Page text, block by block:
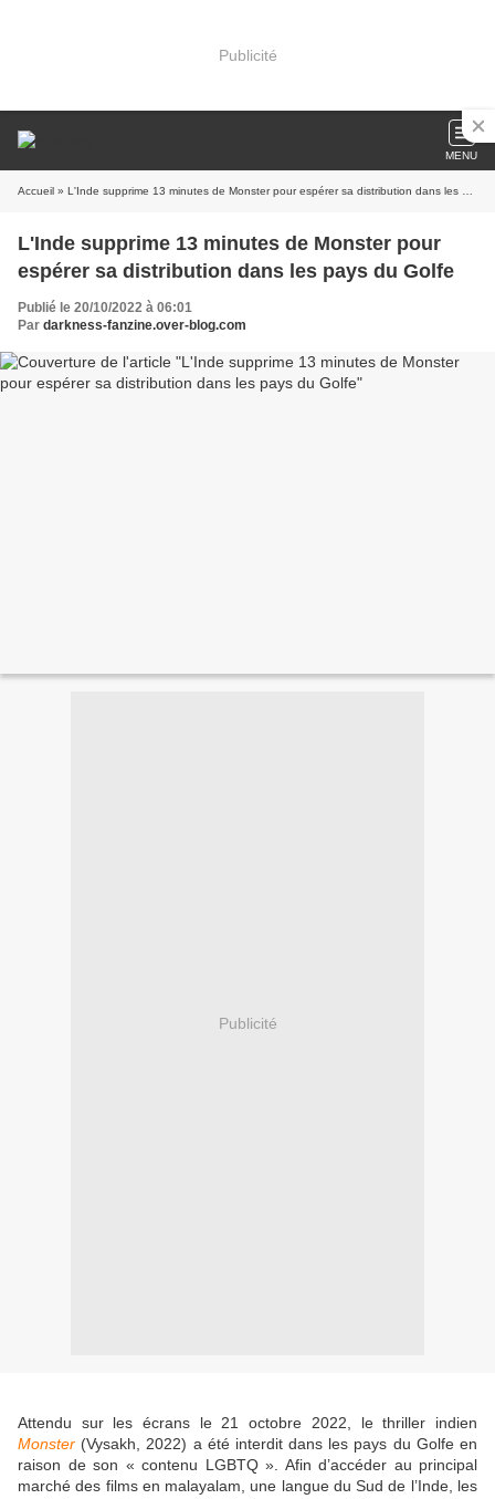
Publicité
MENU
Accueil » L'Inde supprime 13 minutes de Monster pour espérer sa distribution dans les pays du Golfe
L'Inde supprime 13 minutes de Monster pour
espérer sa distribution dans les pays du Golfe
Publié le 20/10/2022 à 06:01
Par darkness-fanzine.over-blog.com
Publicité
Attendu sur les écrans le 21 octobre 2022, le thriller indien
Monster (Vysakh, 2022) a été interdit dans les pays du Golfe en
raison de son « contenu LGBTQ ». Afin d’accéder au principal
marché des films en malayalam, une langue du Sud de l’Inde, les